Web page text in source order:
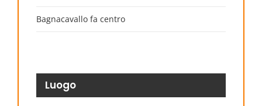
Bagnacavallo fa centro
Luogo